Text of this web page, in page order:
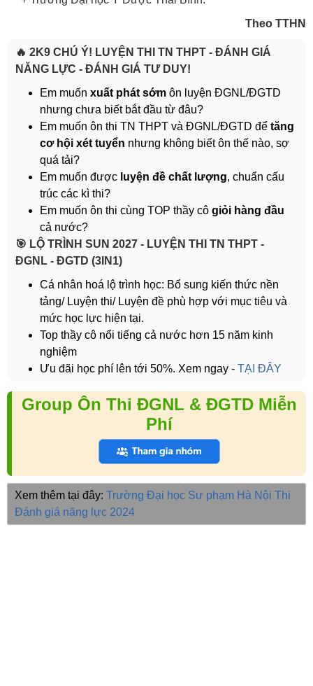
Theo TTHN
🔥 2K9 CHÚ Ý! LUYỆN THI TN THPT - ĐÁNH GIÁ
NĂNG LỰC - ĐÁNH GIÁ TƯ DUY!
Em muốn xuất phát sớm ôn luyện ĐGNL/ĐGTD
nhưng chưa biết bắt đầu từ đâu?
Em muốn ôn thi TN THPT và ĐGNL/ĐGTD để tăng
cơ hội xét tuyển nhưng không biết ôn thế nào, sợ
quá tải?
Em muốn được luyện đề chất lượng, chuẩn cấu
trúc các kì thi?
Em muốn ôn thi cùng TOP thầy cô giỏi hàng đầu
cả nước?
️🎯 LỘ TRÌNH SUN 2027 - LUYỆN THI TN THPT -
ĐGNL - ĐGTD (3IN1)
Cá nhân hoá lộ trình học: Bổ sung kiến thức nền
tảng/ Luyện thi/ Luyện đề phù hợp với mục tiêu và
mức học lực hiện tại.
Top thầy cô nổi tiếng cả nước hơn 15 năm kinh
nghiệm
Ưu đãi học phí lên tới 50%. Xem ngay - TẠI ĐÂY
Group Ôn Thi ĐGNL & ĐGTD Miễn
Phí
Xem thêm tại đây: Trường Đại học Sư phạm Hà Nội Thi
Đánh giá năng lực 2024